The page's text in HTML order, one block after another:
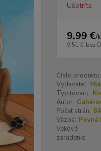
Ušetríte
9,99 €/
9,51 € bez
Číslo produktu:
Vydavateľ:
Typ tovaru:
Autor:
Počet strán: 84
Väzba: Pevná
Vekové
zaradenie: